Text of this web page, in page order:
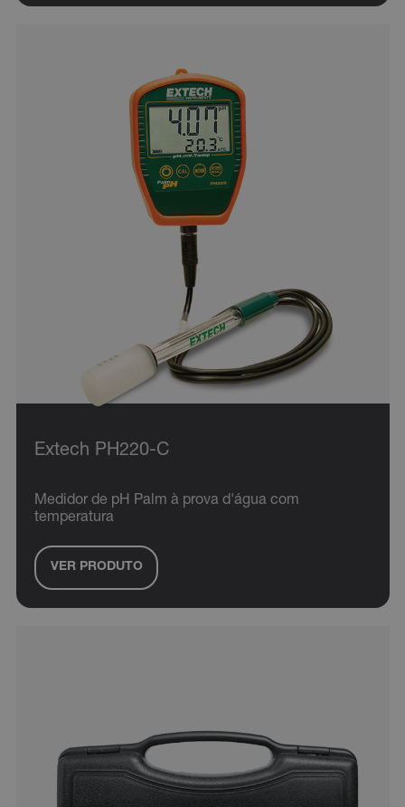
Extech PH220-C
Medidor de pH Palm à prova d'água com
temperatura
VER PRODUTO